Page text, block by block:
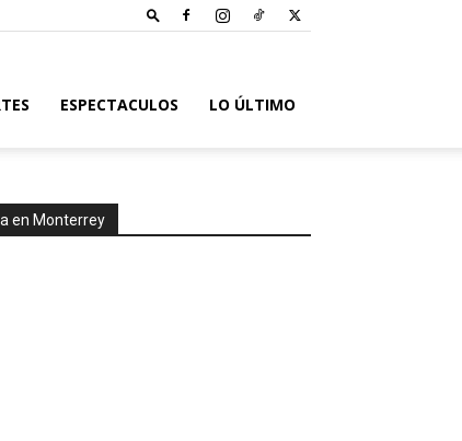
ESPECTACULOS LO ÚLTIMO
en Monterrey